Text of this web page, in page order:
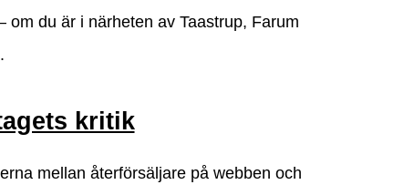
du är i närheten av Taastrup, Farum
kritik
mellan återförsäljare på webben och